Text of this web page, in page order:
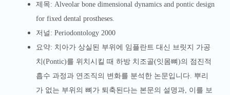
제목: Alveolar bone dimensional dynamics and pontic design
for fixed dental prostheses.
저널: Periodontology 2000
요약: 치아가 상실된 부위에 임플란트 대신 브릿지 가공
치(Pontic)를 위치시킬 때 하방 치조골(잇몸뼈)의 점진적
흡수 과정과 연조직의 변화를 분석한 논문입니다. 뿌리
가 없는 부위의 뼈가 퇴축된다는 본문의 설명과, 이를 보